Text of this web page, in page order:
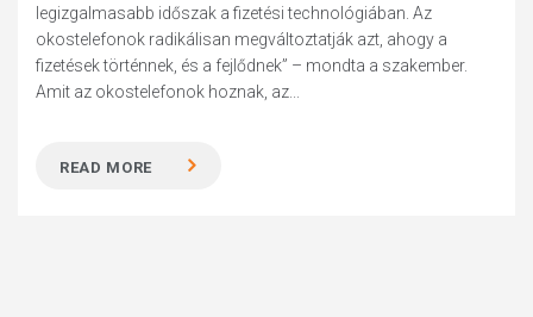
legizgalmasabb időszak a fizetési technológiában. Az
okostelefonok radikálisan megváltoztatják azt, ahogy a
fizetések történnek, és a fejlődnek” – mondta a szakember.
Amit az okostelefonok hoznak, az...
READ MORE